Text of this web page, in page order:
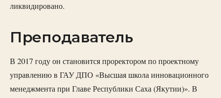
ликвидировано.
Преподаватель
В 2017 году он становится проректором по проектному
управлению в ГАУ ДПО «Высшая школа инновационного
менеджмента при Главе Республики Саха (Якутии)». В